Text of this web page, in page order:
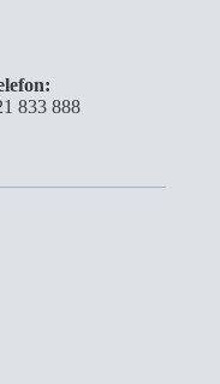
833 888